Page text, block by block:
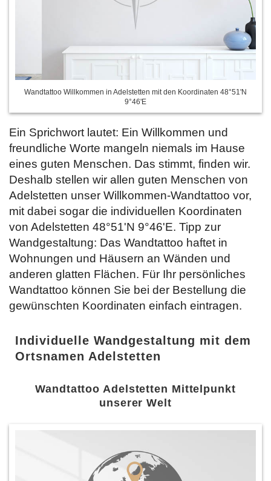
Wandtattoo Willkommen in Adelstetten mit den Koordinaten 48°51'N
9°46'E
Ein Sprichwort lautet: Ein Willkommen und
freundliche Worte mangeln niemals im Hause
eines guten Menschen. Das stimmt, finden wir.
Deshalb stellen wir allen guten Menschen von
Adelstetten unser Willkommen-Wandtattoo vor,
mit dabei sogar die individuellen Koordinaten
von Adelstetten 48°51'N 9°46'E. Tipp zur
Wandgestaltung: Das Wandtattoo haftet in
Wohnungen und Häusern an Wänden und
anderen glatten Flächen. Für Ihr persönliches
Wandtattoo können Sie bei der Bestellung die
gewünschten Koordinaten einfach eintragen.
Individuelle Wandgestaltung mit dem
Ortsnamen Adelstetten
Wandtattoo Adelstetten Mittelpunkt
unserer Welt